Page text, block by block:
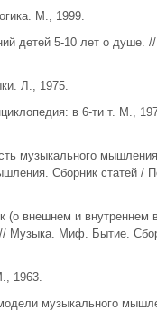
М., 1999.
детей 5-10 лет о душе. //
Л., 1975.
в 6-ти т. М.,
музыкального
Сборник статей /
(о внешнем и внутреннем
// Музыка. Миф. Бытие.
1963.
музыкального